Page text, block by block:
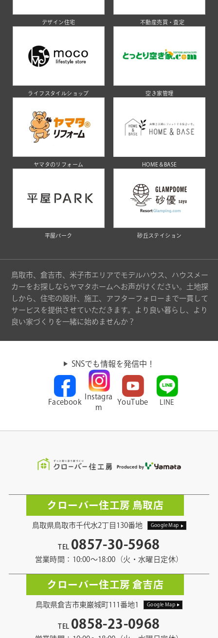
デザイン住宅 不動産売買・査定
ライフスタイルショップ 空き家管理
ヤマタのリフォーム HOME＆BASE
平屋パーク 砂丘ステイション
鳥取市、倉吉市、米子市エリアでモデルハウス、ハウスメー
カーをお探しならヤマタホームへお声がけください。土地探
しから、住宅の設計、施工、アフターフォローまで一貫して
サービスを提供させていただきます。より良い暮らし、より
良い家づくりを一緒に始めませんか？
SNSでも情報を発信中！
Facebook
Instagra
m
YouTube LINE
クローバー住工房 鳥取店
鳥取県鳥取市千代水2丁目130番地 Google Map
TEL 0857-30-5968
営業時間：10:00〜18:00（火・水曜日定休）
クローバー住工房 倉吉店
鳥取県倉吉市東巌城町111番地1 Google Map
TEL 0858-23-0968